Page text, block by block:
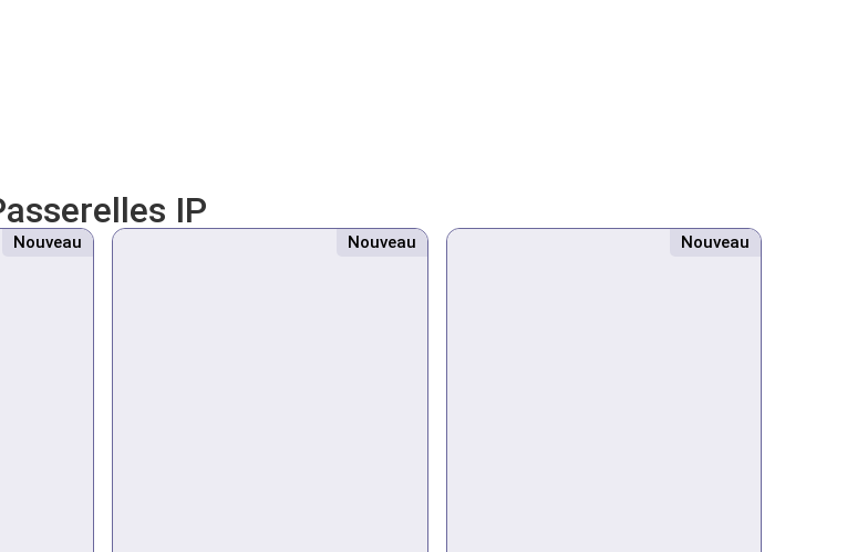
IP
Nouveau Nouveau Nouveau